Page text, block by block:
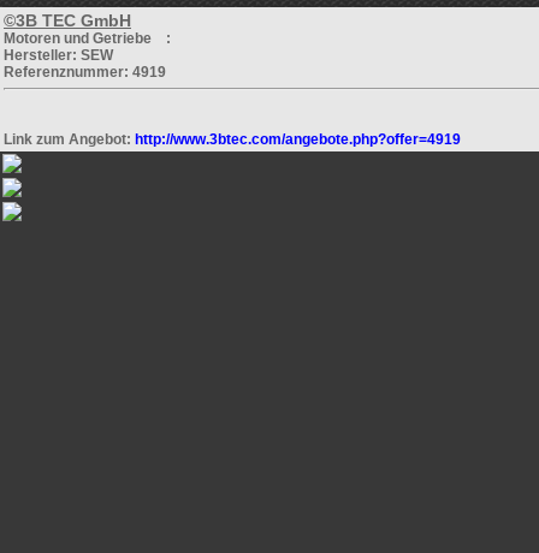
©3B TEC GmbH
Motoren und Getriebe :
Hersteller: SEW
Referenznummer: 4919
Link zum Angebot: http://www.3btec.com/angebote.php?offer=4919